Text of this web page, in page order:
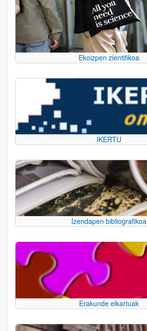
Ekoizpen zientifikoa
IKERTU
Izendapen bibliografikoa
Erakunde elkartuak